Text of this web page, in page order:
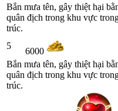
Bắn mưa tên, gây thiệt hại
quân địch trong khu vực
trúc.
5
6000
Bắn mưa tên, gây thiệt hại
quân địch trong khu vực
trúc.